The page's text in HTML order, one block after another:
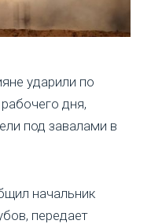
ударили по
дня,
под завалами в
начальник
передает